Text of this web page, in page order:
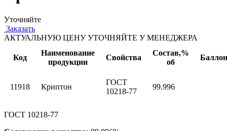
Уточняйте
Заказать
АКТУАЛЬНУЮ ЦЕНУ УТОЧНЯЙТЕ У МЕНЕДЖЕРА
Код
Наименование
продукции
Свойства
Состав,%
об
Баллон
11918 Криптон
ГОСТ
10218-77
99.996
ГОСТ 10218-77